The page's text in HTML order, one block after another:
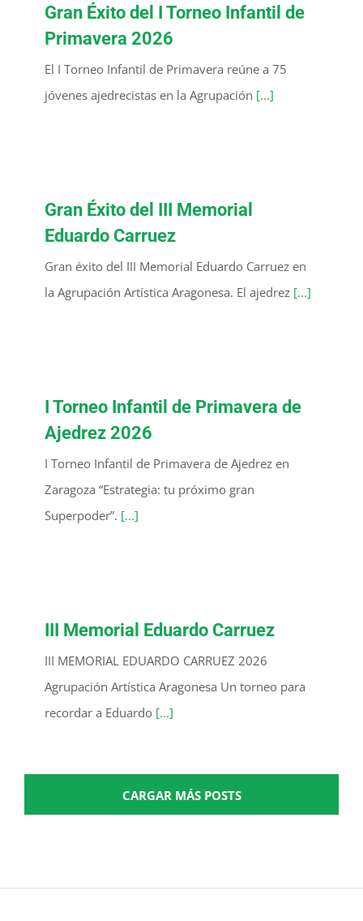
Gran Éxito del I Torneo Infantil de
Primavera 2026
El I Torneo Infantil de Primavera reúne a 75
jóvenes ajedrecistas en la Agrupación [...]
Gran Éxito del III Memorial
Eduardo Carruez
Gran éxito del III Memorial Eduardo Carruez en
la Agrupación Artística Aragonesa. El ajedrez [...]
I Torneo Infantil de Primavera de
Ajedrez 2026
I Torneo Infantil de Primavera de Ajedrez en
Zaragoza “Estrategia: tu próximo gran
Superpoder”. [...]
III Memorial Eduardo Carruez
III MEMORIAL EDUARDO CARRUEZ 2026
Agrupación Artística Aragonesa Un torneo para
recordar a Eduardo [...]
CARGAR MÁS POSTS